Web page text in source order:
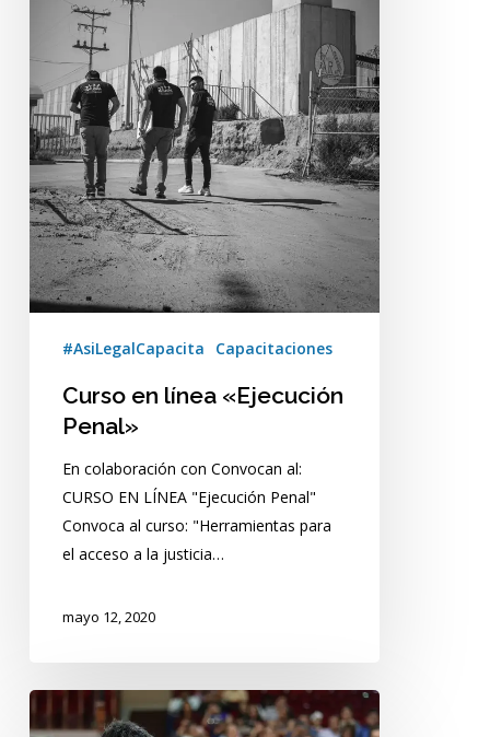
#AsiLegalCapacita Capacitaciones
Curso en línea «Ejecución
Penal»
En colaboración con Convocan al:
CURSO EN LÍNEA "Ejecución Penal"
Convoca al curso: "Herramientas para
el acceso a la justicia…
mayo 12, 2020
Curso
en